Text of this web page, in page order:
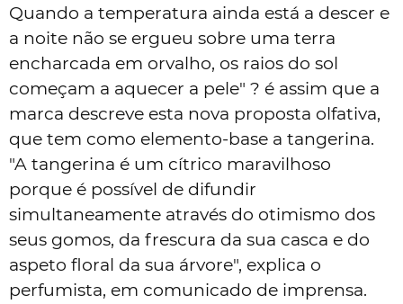
Quando a temperatura ainda está a descer e
a noite não se ergueu sobre uma terra
encharcada em orvalho, os raios do sol
começam a aquecer a pele" ? é assim que a
marca descreve esta nova proposta olfativa,
que tem como elemento-base a tangerina.
"A tangerina é um cítrico maravilhoso
porque é possível de difundir
simultaneamente através do otimismo dos
seus gomos, da frescura da sua casca e do
aspeto floral da sua árvore", explica o
perfumista, em comunicado de imprensa.